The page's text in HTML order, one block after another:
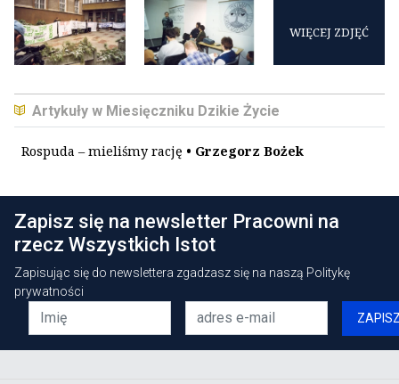
WIĘCEJ ZDJĘĆ
Artykuły w Miesięczniku Dzikie Życie
Rospuda – mieliśmy rację • Grzegorz Bożek
Zapisz się na newsletter Pracowni na
rzecz Wszystkich Istot
Zapisując się do newslettera zgadzasz się na naszą Politykę
prywatności